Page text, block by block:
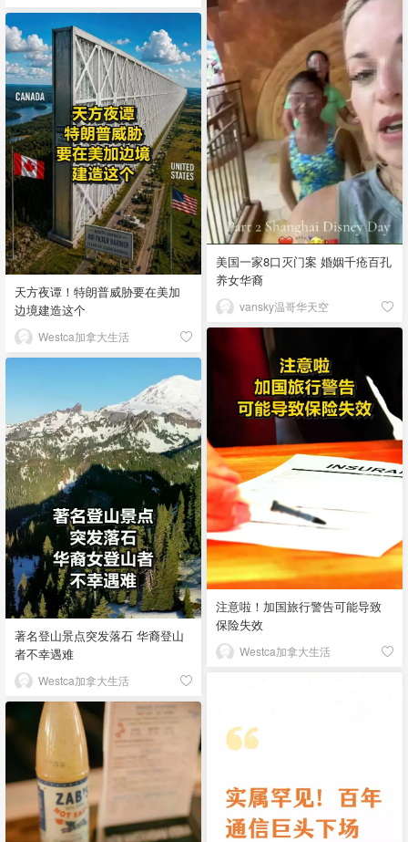
美国一家8口灭门案 婚姻千疮百孔
养女华裔
vansky温哥华天空
天方夜谭！特朗普威胁要在美加
边境建造这个
Westca加拿大生活
注意啦！加国旅行警告可能导致
保险失效
Westca加拿大生活
著名登山景点突发落石 华裔登山
者不幸遇难
Westca加拿大生活